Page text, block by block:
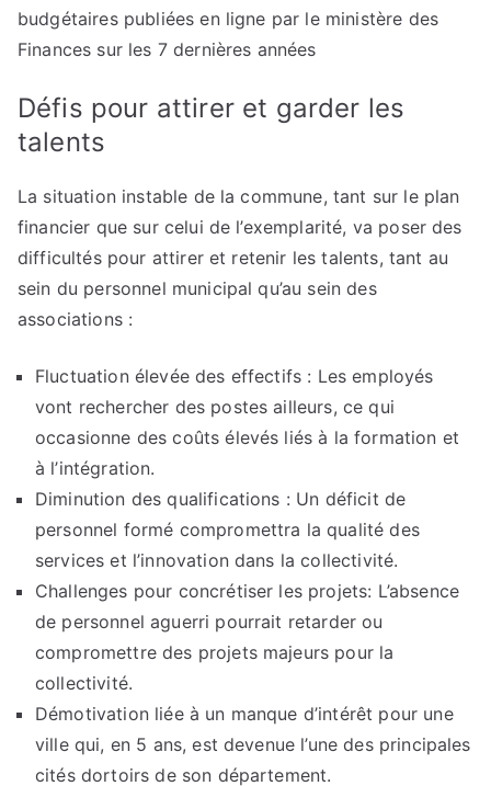
budgétaires publiées en ligne par le ministère des
Finances sur les 7 dernières années
Défis pour attirer et garder les
talents
La situation instable de la commune, tant sur le plan
financier que sur celui de l’exemplarité, va poser des
difficultés pour attirer et retenir les talents, tant au
sein du personnel municipal qu’au sein des
associations :
Fluctuation élevée des effectifs : Les employés
vont rechercher des postes ailleurs, ce qui
occasionne des coûts élevés liés à la formation et
à l’intégration.
Diminution des qualifications : Un déficit de
personnel formé compromettra la qualité des
services et l’innovation dans la collectivité.
Challenges pour concrétiser les projets: L’absence
de personnel aguerri pourrait retarder ou
compromettre des projets majeurs pour la
collectivité.
Démotivation liée à un manque d’intérêt pour une
ville qui, en 5 ans, est devenue l’une des principales
cités dortoirs de son département.